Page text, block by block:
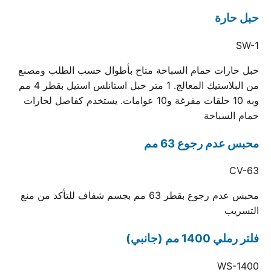
حبل حارة
SW-1
حبل حارات حمام السباحة متاح بأطوال حسب الطلب ومصنع
من البلاستيك المعالج. 1 متر حبل استانلس استيل بقطر 4 مم
وبه 10 حلقات مفرغة و10 عوامات. يستخدم كفاصل لحارات
حمام السباحة
محبس عدم رجوع 63 مم
CV-63
محبس عدم رجوع بقطر 63 مم بجسم شفاف للتأكد من منع
التسريب
فلتر رملي 1400 مم (جانبي)
WS-1400